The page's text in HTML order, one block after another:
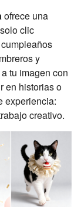
ofrece una
clic
y
tu imagen con
en historias o
experiencia:
creativo.